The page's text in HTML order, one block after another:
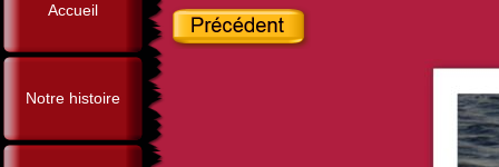
Accueil
Notre histoire